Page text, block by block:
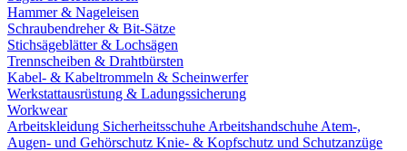
Hammer & Nageleisen
Schraubendreher & Bit-Sätze
Stichsägeblätter & Lochsägen
Trennscheiben & Drahtbürsten
Kabel- & Kabeltrommeln & Scheinwerfer
Werkstattausrüstung & Ladungssicherung
Workwear
Arbeitskleidung Sicherheitsschuhe Arbeitshandschuhe Atem-,
Augen- und Gehörschutz Knie- & Kopfschutz und Schutzanzüge